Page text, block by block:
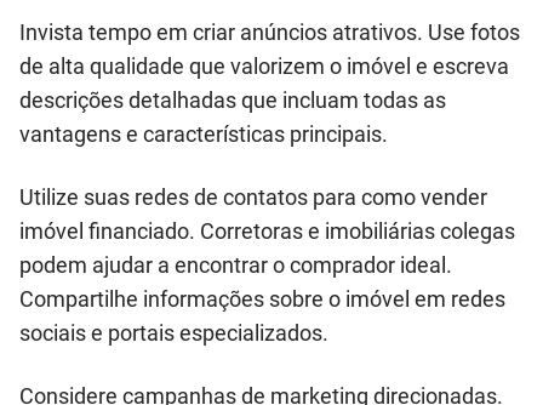
Invista tempo em criar anúncios atrativos. Use fotos
de alta qualidade que valorizem o imóvel e escreva
descrições detalhadas que incluam todas as
vantagens e características principais.
Utilize suas redes de contatos para como vender
imóvel financiado. Corretoras e imobiliárias colegas
podem ajudar a encontrar o comprador ideal.
Compartilhe informações sobre o imóvel em redes
sociais e portais especializados.
Considere campanhas de marketing direcionadas.